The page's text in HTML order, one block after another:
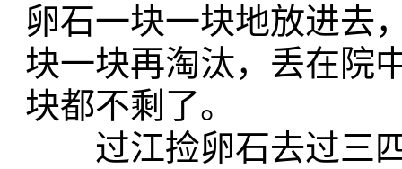
卵石一块一块地放进去
块一块再淘汰，丢在院
块都不剩了。
过江捡卵石去过三四